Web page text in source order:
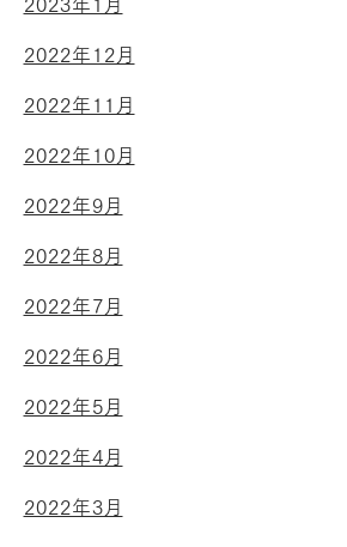
2023年1月
2022年12月
2022年11月
2022年10月
2022年9月
2022年8月
2022年7月
2022年6月
2022年5月
2022年4月
2022年3月